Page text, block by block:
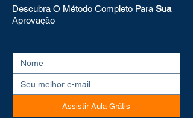
Descubra O Método Completo Para Sua
Aprovação
Assistir Aula Grátis